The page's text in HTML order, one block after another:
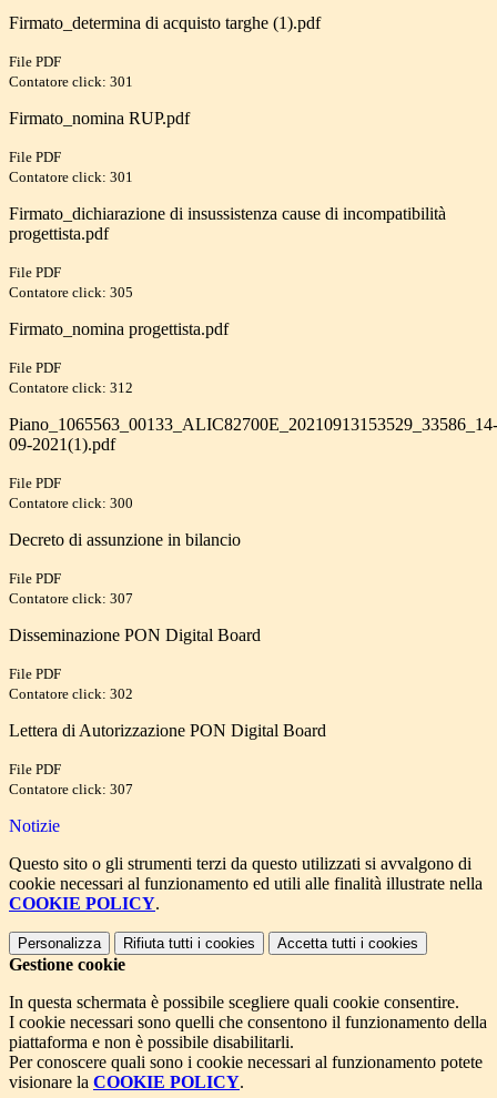
Firmato_determina di acquisto targhe (1).pdf
File PDF
Contatore click: 301
Firmato_nomina RUP.pdf
File PDF
Contatore click: 301
Firmato_dichiarazione di insussistenza cause di incompatibilità
progettista.pdf
File PDF
Contatore click: 305
Firmato_nomina progettista.pdf
File PDF
Contatore click: 312
Piano_1065563_00133_ALIC82700E_20210913153529_33586_14-
09-2021(1).pdf
File PDF
Contatore click: 300
Decreto di assunzione in bilancio
File PDF
Contatore click: 307
Disseminazione PON Digital Board
File PDF
Contatore click: 302
Lettera di Autorizzazione PON Digital Board
File PDF
Contatore click: 307
Notizie
Questo sito o gli strumenti terzi da questo utilizzati si avvalgono di
cookie necessari al funzionamento ed utili alle finalità illustrate nella
COOKIE POLICY.
Personalizza Rifiuta tutti i cookies Accetta tutti i cookies
Gestione cookie
In questa schermata è possibile scegliere quali cookie consentire.
I cookie necessari sono quelli che consentono il funzionamento della
piattaforma e non è possibile disabilitarli.
Per conoscere quali sono i cookie necessari al funzionamento potete
visionare la COOKIE POLICY.